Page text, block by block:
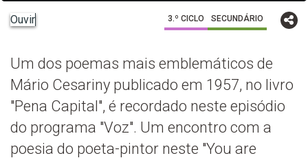
Ouvir 3.º CICLO SECUNDÁRIO
Um dos poemas mais emblemáticos de
Mário Cesariny publicado em 1957, no livro
"Pena Capital", é recordado neste episódio
do programa "Voz". Um encontro com a
poesia do poeta-pintor neste "You are